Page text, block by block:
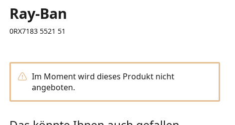
Ray-Ban
0RX7183 5521 51
Im Moment wird dieses Produkt nicht
angeboten.